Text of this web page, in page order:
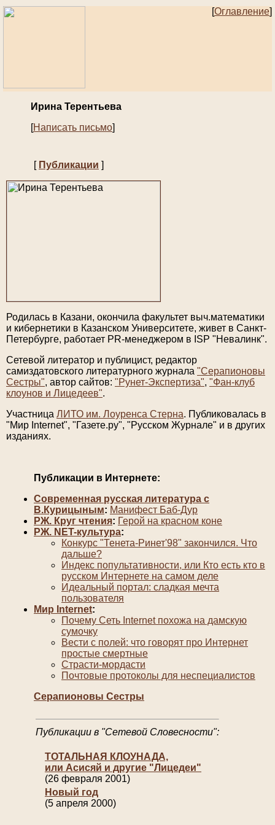
[Оглавление]
Ирина Терентьева
[Написать письмо]
[ Публикации ]
Родилась в Казани, окончила факультет выч.математики
и кибернетики в Казанском Университете, живет в Санкт-
Петербурге, работает PR-менеджером в ISP "Невалинк".
Сетевой литератор и публицист, редактор
самиздатовского литературного журнала "Серапионовы
Сестры", автор сайтов: "Рунет-Экспертиза", "Фан-клуб
клоунов и Лицедеев".
Участница ЛИТО им. Лоуренса Стерна. Публиковалась в
"Мир Internet", "Газете.ру", "Русском Журнале" и в других
изданиях.
Публикации в Интернете:
Современная русская литература с
В.Курицыным: Манифест Баб-Дур
РЖ. Круг чтения: Герой на красном коне
РЖ. NET-культура:
Конкурс "Тенета-Ринет'98" закончился. Что
дальше?
Индекс попультативности, или Кто есть кто в
русском Интернете на самом деле
Идеальный портал: сладкая мечта
пользователя
Мир Internet:
Почему Сеть Internet похожа на дамскую
сумочку
Вести с полей: что говорят про Интернет
простые смертные
Страсти-мордасти
Почтовые протоколы для неспециалистов
Серапионовы Сестры
Публикации в "Сетевой Словесности":
ТОТАЛЬНАЯ КЛОУНАДА,
или Асисяй и другие "Лицедеи"
(26 февраля 2001)
Новый год
(5 апреля 2000)